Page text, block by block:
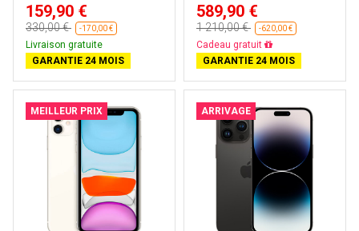
159,90 €
330,00 € -170,00 €
Livraison gratuite
GARANTIE 24 MOIS
589,90 €
1 210,00 € -620,00 €
Cadeau gratuit
GARANTIE 24 MOIS
MEILLEUR PRIX ARRIVAGE